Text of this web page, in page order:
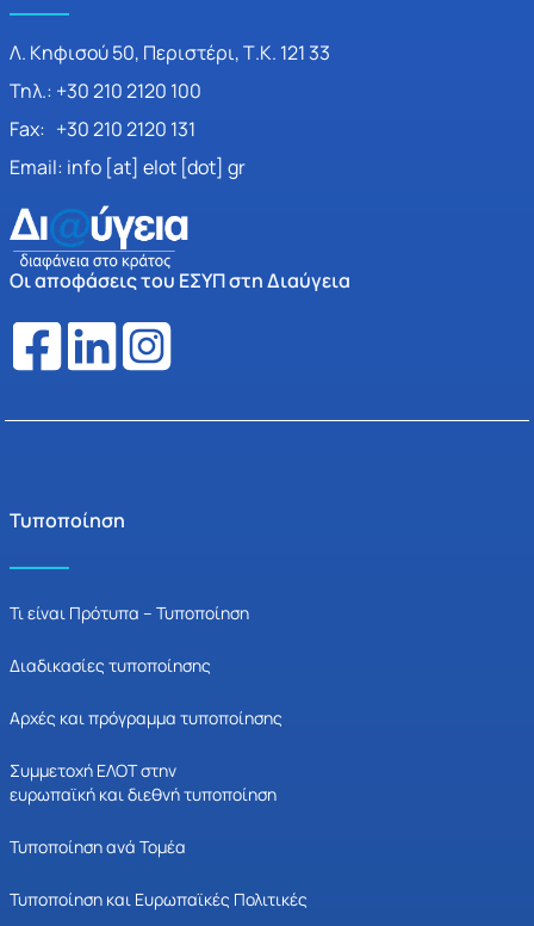
Λ. Κηφισού 50, Περιστέρι, Τ.Κ. 121 33
Τηλ.: +30 210 2120 100
Fax: +30 210 2120 131
Email: info [at] elot [dot] gr
Οι αποφάσεις του ΕΣΥΠ στη Διαύγεια
Τυποποίηση
Τι είναι Πρότυπα – Τυποποίηση
Διαδικασίες τυποποίησης
Αρχές και πρόγραμμα τυποποίησης
Συμμετοχή ΕΛΟΤ στην
ευρωπαϊκή και διεθνή τυποποίηση
Τυποποίηση ανά Τομέα
Τυποποίηση και Ευρωπαϊκές Πολιτικές